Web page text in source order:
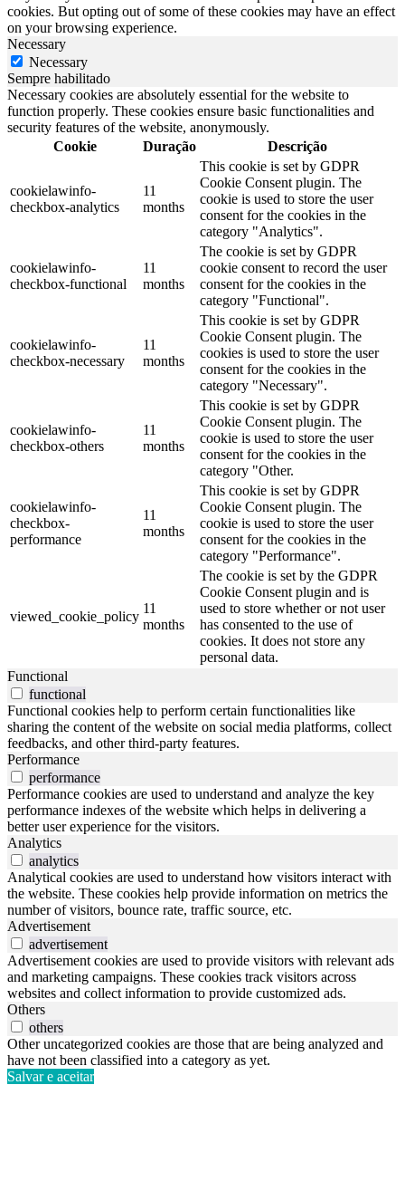
cookies. But opting out of some of these cookies may have an effect
on your browsing experience.
Necessary
Necessary
Sempre habilitado
Necessary cookies are absolutely essential for the website to
function properly. These cookies ensure basic functionalities and
security features of the website, anonymously.
Cookie
Duração Descrição
cookielawinfo-
checkbox-analytics
11
months
This cookie is set by GDPR
Cookie Consent plugin. The
cookie is used to store the user
consent for the cookies in the
category "Analytics".
cookielawinfo-
checkbox-functional
11
months
The cookie is set by GDPR
cookie consent to record the user
consent for the cookies in the
category "Functional".
cookielawinfo-
checkbox-necessary
11
months
This cookie is set by GDPR
Cookie Consent plugin. The
cookies is used to store the user
consent for the cookies in the
category "Necessary".
cookielawinfo-
checkbox-others
11
months
This cookie is set by GDPR
Cookie Consent plugin. The
cookie is used to store the user
consent for the cookies in the
category "Other.
cookielawinfo-
checkbox-
performance
11
months
This cookie is set by GDPR
Cookie Consent plugin. The
cookie is used to store the user
consent for the cookies in the
category "Performance".
viewed_cookie_policy
11
months
The cookie is set by the GDPR
Cookie Consent plugin and is
used to store whether or not user
has consented to the use of
cookies. It does not store any
personal data.
Functional
functional
Functional cookies help to perform certain functionalities like
sharing the content of the website on social media platforms, collect
feedbacks, and other third-party features.
Performance
performance
Performance cookies are used to understand and analyze the key
performance indexes of the website which helps in delivering a
better user experience for the visitors.
Analytics
analytics
Analytical cookies are used to understand how visitors interact with
the website. These cookies help provide information on metrics the
number of visitors, bounce rate, traffic source, etc.
Advertisement
advertisement
Advertisement cookies are used to provide visitors with relevant ads
and marketing campaigns. These cookies track visitors across
websites and collect information to provide customized ads.
Others
others
Other uncategorized cookies are those that are being analyzed and
have not been classified into a category as yet.
Salvar e aceitar